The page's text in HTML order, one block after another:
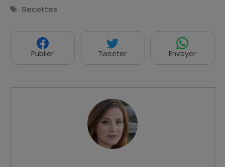
Étiquettes
Recettes
Publier Tweeter Envoyer